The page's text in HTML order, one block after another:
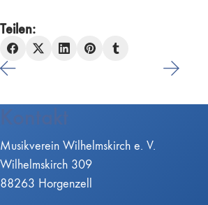
Teilen:
Musikverein Wilhelmskirch e. V.
Wilhelmskirch 309
88263 Horgenzell